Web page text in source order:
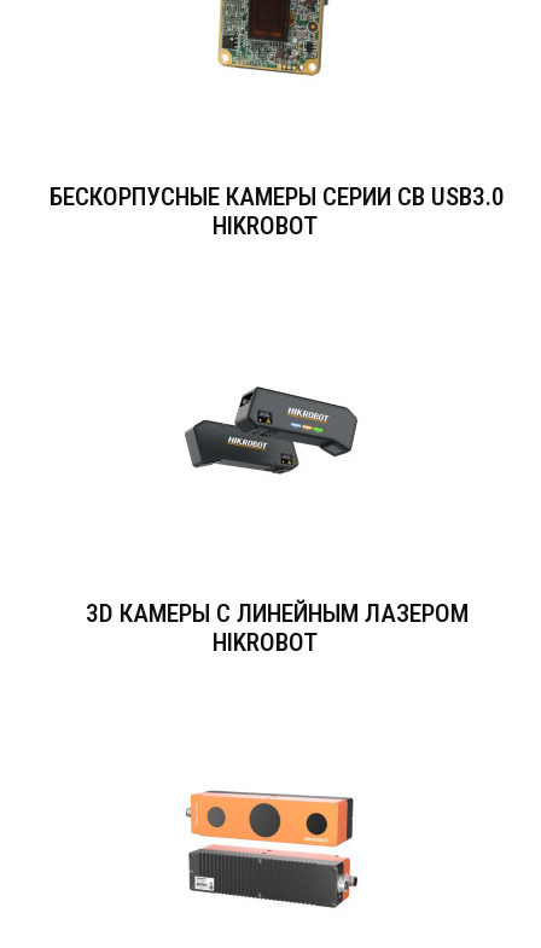
БЕСКОРПУСНЫЕ КАМЕРЫ СЕРИИ CB USB3.0
HIKROBOT
3D КАМЕРЫ С ЛИНЕЙНЫМ ЛАЗЕРОМ
HIKROBOT